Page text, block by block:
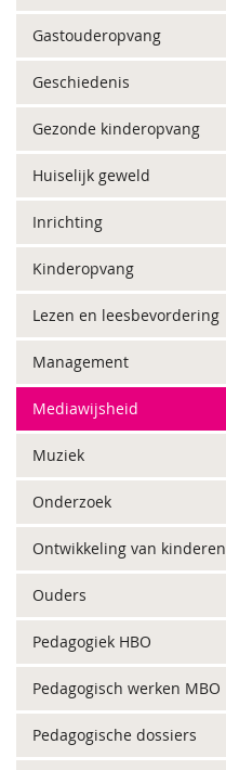
Gastouderopvang
Geschiedenis
Gezonde kinderopvang
Huiselijk geweld
Inrichting
Kinderopvang
Lezen en leesbevordering
Management
Mediawijsheid
Muziek
Onderzoek
Ontwikkeling van kinderen
Ouders
Pedagogiek HBO
Pedagogisch werken MBO
Pedagogische dossiers